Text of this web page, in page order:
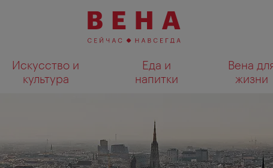
Искусство и
культура
Еда и
напитки
Вена
жизни